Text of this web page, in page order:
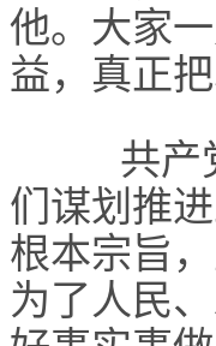
他。大家
益，真正
共产党
们谋划推
根本宗旨
为了人民